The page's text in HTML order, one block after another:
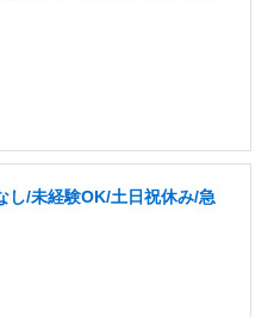
し/未経験OK/土日祝休み/急